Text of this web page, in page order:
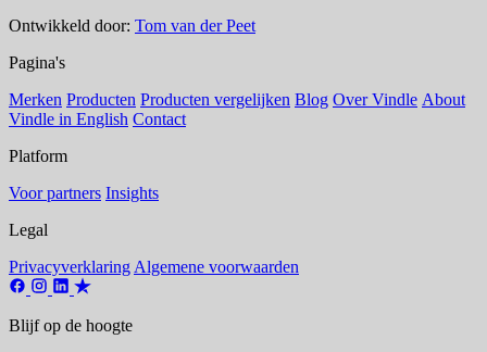
Ontwikkeld door: Tom van der Peet
Pagina's
Merken Producten Producten vergelijken Blog Over Vindle About
Vindle in English Contact
Platform
Voor partners Insights
Legal
Privacyverklaring Algemene voorwaarden
Blijf op de hoogte